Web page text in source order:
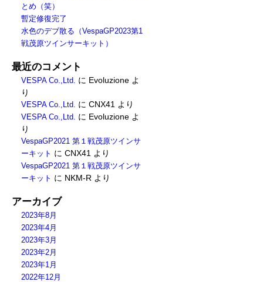
とめ（笑）
暫定修復完了
水色のデブ散る（VespaGP2023第1
戦茂原ツインサーキット）
最近のコメント
VESPA Co.,Ltd. に Evoluzioneよ
り
VESPA Co.,Ltd. に CNX41 より
VESPA Co.,Ltd. に Evoluzioneよ
り
VespaGP2021 第１戦茂原ツインサ
ーキット に CNX41 より
VespaGP2021 第１戦茂原ツインサ
ーキット に NKM-R より
アーカイブ
2023年8月
2023年4月
2023年3月
2023年2月
2023年1月
2022年12月